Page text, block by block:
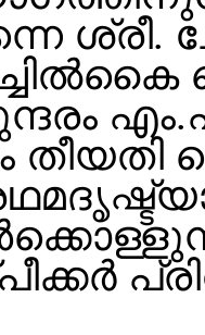
ശ്രീ.
തീയതി